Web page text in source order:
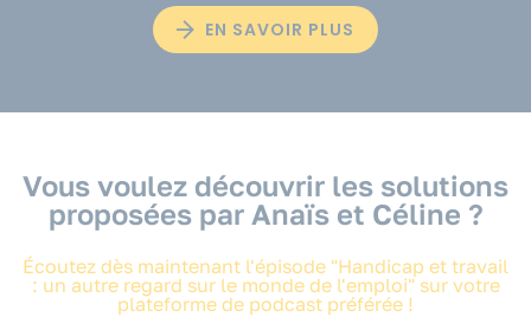
EN SAVOIR PLUS
Vous voulez découvrir les solutions
proposées par Anaïs et Céline ?
Écoutez dès maintenant l'épisode "Handicap et travail
: un autre regard sur le monde de l'emploi" sur votre
plateforme de podcast préférée !